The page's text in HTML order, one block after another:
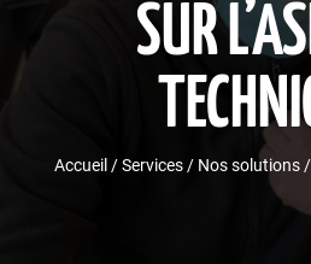
SUR
Accueil /Services / Nos solutions /